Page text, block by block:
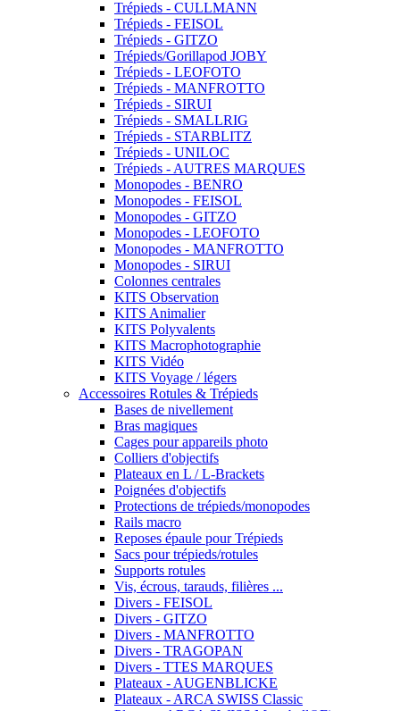
Trépieds - CULLMANN
Trépieds - FEISOL
Trépieds - GITZO
Trépieds/Gorillapod JOBY
Trépieds - LEOFOTO
Trépieds - MANFROTTO
Trépieds - SIRUI
Trépieds - SMALLRIG
Trépieds - STARBLITZ
Trépieds - UNILOC
Trépieds - AUTRES MARQUES
Monopodes - BENRO
Monopodes - FEISOL
Monopodes - GITZO
Monopodes - LEOFOTO
Monopodes - MANFROTTO
Monopodes - SIRUI
Colonnes centrales
KITS Observation
KITS Animalier
KITS Polyvalents
KITS Macrophotographie
KITS Vidéo
KITS Voyage / légers
Accessoires Rotules & Trépieds
Bases de nivellement
Bras magiques
Cages pour appareils photo
Colliers d'objectifs
Plateaux en L / L-Brackets
Poignées d'objectifs
Protections de trépieds/monopodes
Rails macro
Reposes épaule pour Trépieds
Sacs pour trépieds/rotules
Supports rotules
Vis, écrous, tarauds, filières ...
Divers - FEISOL
Divers - GITZO
Divers - MANFROTTO
Divers - TRAGOPAN
Divers - TTES MARQUES
Plateaux - AUGENBLICKE
Plateaux - ARCA SWISS Classic